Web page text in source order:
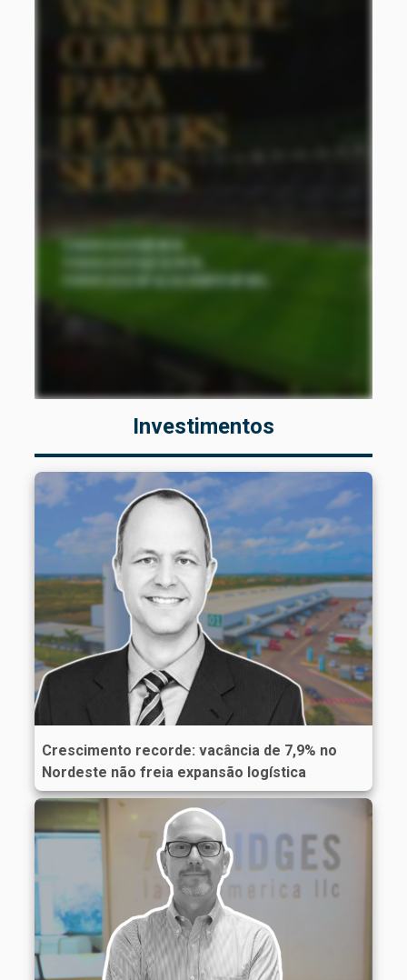
Investimentos
Crescimento recorde: vacância de 7,9% no
Nordeste não freia expansão logística